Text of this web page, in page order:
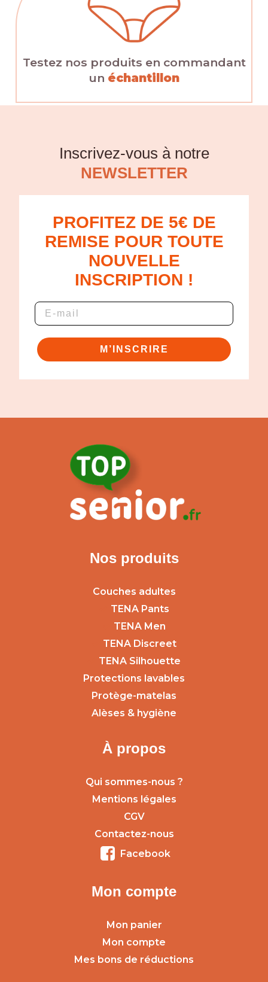
Testez nos produits en commandant
un échantillon
Inscrivez-vous à notre
NEWSLETTER
PROFITEZ DE 5€ DE
REMISE POUR TOUTE
NOUVELLE
INSCRIPTION !
M’INSCRIRE
Nos produits
Couches adultes
TENA Pants
TENA Men
TENA Discreet
TENA Silhouette
Protections lavables
Protège-matelas
Alèses & hygiène
À propos
Qui sommes-nous ?
Mentions légales
CGV
Contactez-nous
Facebook
Mon compte
Mon panier
Mon compte
Mes bons de réductions